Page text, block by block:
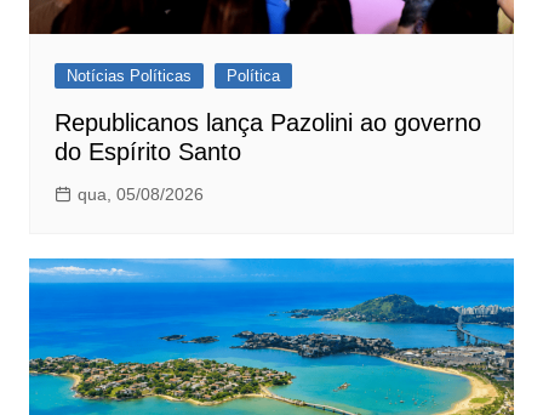
Notícias Políticas Política
Republicanos lança Pazolini ao governo
do Espírito Santo
qua, 05/08/2026